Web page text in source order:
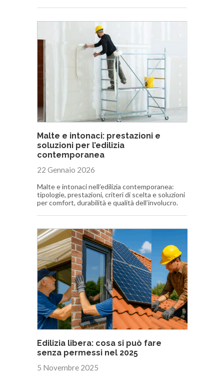
Malte e intonaci: prestazioni e
soluzioni per l’edilizia
contemporanea
22 Gennaio 2026
Malte e intonaci nell’edilizia contemporanea:
tipologie, prestazioni, criteri di scelta e soluzioni
per comfort, durabilità e qualità dell’involucro.
Edilizia libera: cosa si può fare
senza permessi nel 2025
5 Novembre 2025